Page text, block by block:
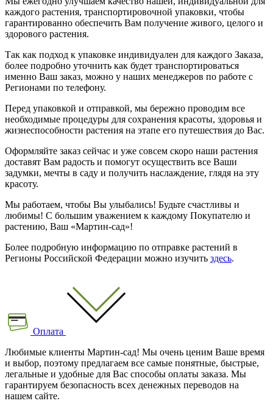
каждого растения, транспортировочной упаковки, чтобы
гарантированно обеспечить Вам получение живого, целого и
здорового растения.
Так как подход к упаковке индивидуален для каждого Заказа,
более подробно уточнить как будет транспортироваться
именно Ваш заказ, можно у наших менеджеров по работе с
Регионами по телефону.
Перед упаковкой и отправкой, мы бережно проводим все
необходимые процедуры для сохранения красоты, здоровья и
жизнеспособности растения на этапе его путешествия до Вас.
Оформляйте заказ сейчас и уже совсем скоро наши растения
доставят Вам радость и помогут осуществить все Ваши
задумки, мечты в саду и получить наслаждение, глядя на эту
красоту.
Мы работаем, чтобы Вы улыбались! Будьте счастливы и
любимы! С большим уважением к каждому Покупателю и
растению, Ваш «Мартин-сад»!
Более подробную информацию по отправке растений в
Регионы Российской Федерации можно изучить здесь.
Оплата
Любимые клиенты Мартин-сад! Мы очень ценим Ваше время
и выбор, поэтому предлагаем все самые понятные, быстрые,
легальные и удобные для Вас способы оплаты заказа. Мы
гарантируем безопасность всех денежных переводов на
нашем сайте.